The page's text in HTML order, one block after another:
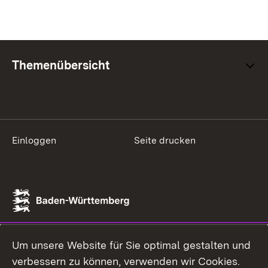
Themenübersicht
Einloggen Seite drucken
Um unsere Website für Sie optimal gestalten und
verbessern zu können, verwenden wir Cookies.